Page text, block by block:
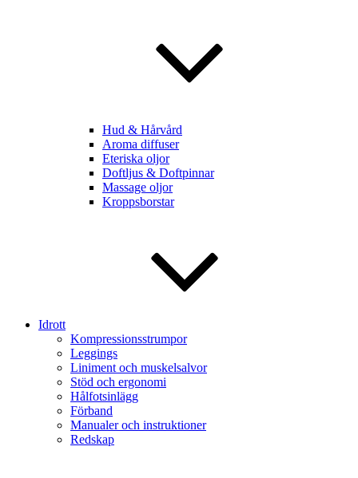
Hud & Hårvård
Aroma diffuser
Eteriska oljor
Doftljus & Doftpinnar
Massage oljor
Kroppsborstar
Idrott
Kompressionsstrumpor
Leggings
Liniment och muskelsalvor
Stöd och ergonomi
Hålfotsinlägg
Förband
Manualer och instruktioner
Redskap